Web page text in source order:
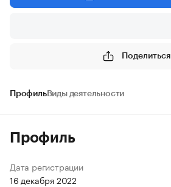
Поделиться
ПрофильВиды деятельности
Профиль
Дата регистрации
16 декабря 2022